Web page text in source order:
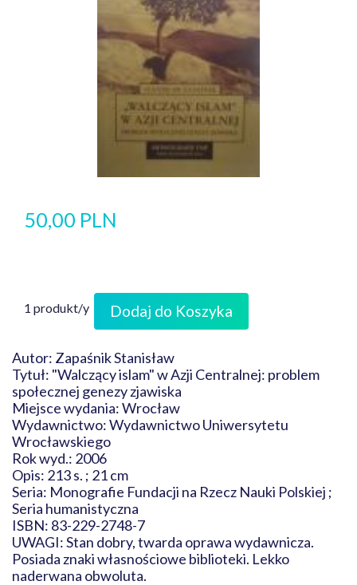
50,00 PLN
1 produkt/y Dodaj do Koszyka
Autor: Zapaśnik Stanisław
Tytuł: "Walczący islam" w Azji Centralnej: problem
społecznej genezy zjawiska
Miejsce wydania: Wrocław
Wydawnictwo: Wydawnictwo Uniwersytetu
Wrocławskiego
Rok wyd.: 2006
Opis: 213 s. ; 21 cm
Seria: Monografie Fundacji na Rzecz Nauki Polskiej ;
Seria humanistyczna
ISBN: 83-229-2748-7
UWAGI: Stan dobry, twarda oprawa wydawnicza.
Posiada znaki własnościowe biblioteki. Lekko
naderwana obwoluta.